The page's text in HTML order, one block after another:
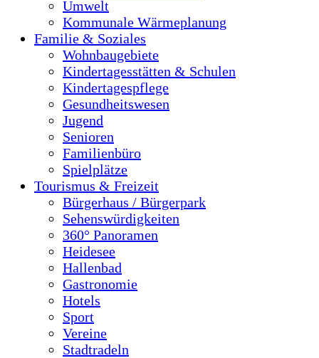
Umwelt
Kommunale Wärmeplanung
Familie & Soziales
Wohnbaugebiete
Kindertagesstätten & Schulen
Kindertagespflege
Gesundheitswesen
Jugend
Senioren
Familienbüro
Spielplätze
Tourismus & Freizeit
Bürgerhaus / Bürgerpark
Sehenswürdigkeiten
360° Panoramen
Heidesee
Hallenbad
Gastronomie
Hotels
Sport
Vereine
Stadtradeln